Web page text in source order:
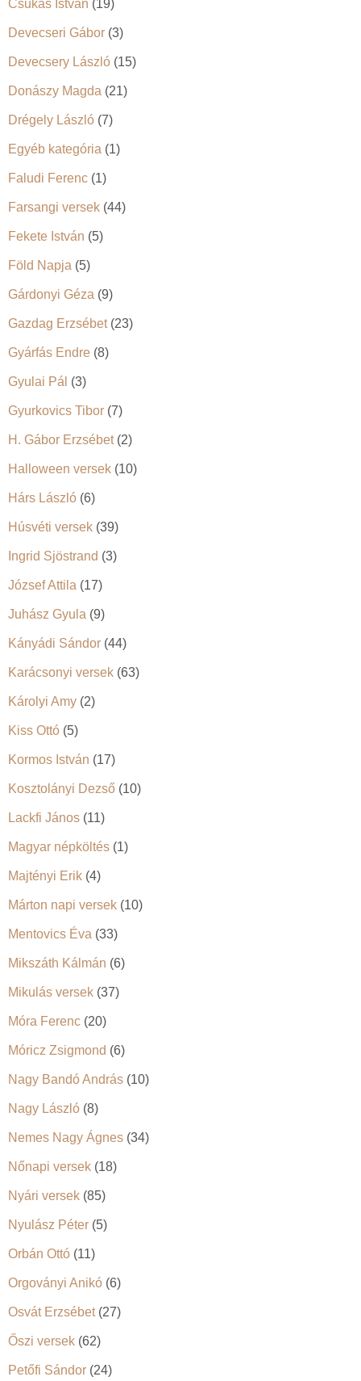
Csukás István (19)
Devecseri Gábor (3)
Devecsery László (15)
Donászy Magda (21)
Drégely László (7)
Egyéb kategória (1)
Faludi Ferenc (1)
Farsangi versek (44)
Fekete István (5)
Föld Napja (5)
Gárdonyi Géza (9)
Gazdag Erzsébet(23)
Gyárfás Endre (8)
Gyulai Pál (3)
Gyurkovics Tibor (7)
H. Gábor Erzsébet(2)
Halloween versek (10)
Hárs László (6)
Húsvéti versek (39)
Ingrid Sjöstrand (3)
József Attila (17)
Juhász Gyula (9)
Kányádi Sándor (44)
Karácsonyi versek (63)
Károlyi Amy (2)
Kiss Ottó (5)
Kormos István (17)
Kosztolányi Dezső (10)
Lackfi János (11)
Magyar népköltés (1)
Majtényi Erik (4)
Márton napi versek (10)
Mentovics Éva (33)
Mikszáth Kálmán (6)
Mikulás versek (37)
Móra Ferenc (20)
Móricz Zsigmond (6)
Nagy Bandó András (10)
Nagy László (8)
Nemes Nagy Ágnes (34)
Nőnapi versek (18)
Nyári versek (85)
Nyulász Péter (5)
Orbán Ottó (11)
Orgoványi Anikó (6)
Osvát Erzsébet(27)
Őszi versek (62)
Petőfi Sándor (24)